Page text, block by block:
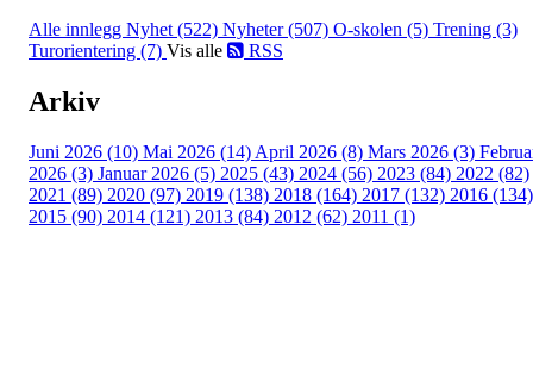
Alle innlegg Nyhet (522) Nyheter (507) O-skolen (5) Trening (3)
Turorientering (7) Vis alle RSS
Arkiv
Juni 2026 (10) Mai 2026 (14) April 2026 (8) Mars 2026 (3)
2026 (3) Januar 2026 (5) 2025 (43) 2024 (56) 2023 (84) 2022 (82)
2021 (89) 2020 (97) 2019 (138) 2018 (164) 2017 (132) 2016 (134)
2015 (90) 2014 (121) 2013 (84) 2012 (62) 2011 (1)